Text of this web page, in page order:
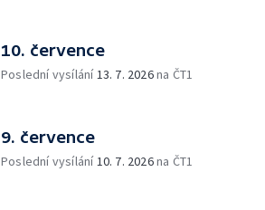
10. července
Poslední vysílání13. 7. 2026na ČT1
9. července
Poslední vysílání10. 7. 2026na ČT1